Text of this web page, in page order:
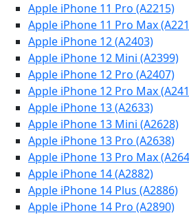
Apple iPhone 11 Pro (A2215)
Apple iPhone 11 Pro Max
Apple iPhone 12 (A2403)
Apple iPhone 12 Mini (A2399)
Apple iPhone 12 Pro (A2407)
Apple iPhone 12 Pro Max
Apple iPhone 13 (A2633)
Apple iPhone 13 Mini (A2628)
Apple iPhone 13 Pro (A2638)
Apple iPhone 13 Pro Max
Apple iPhone 14 (A2882)
Apple iPhone 14 Plus (A2886)
Apple iPhone 14 Pro (A2890)